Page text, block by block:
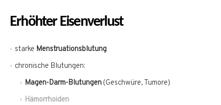
Erhöhter Eisenverlust
starke Menstruationsblutung
chronische Blutungen:
Magen-Darm-Blutungen(Geschwüre, Tumore)
Hämorrhoiden